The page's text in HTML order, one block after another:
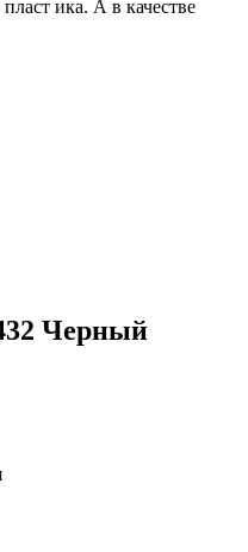
ика. А в качестве
Черный